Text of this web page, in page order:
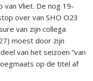
van Vliet. De nog 19-
over van SHO O23
van zijn collega
moest door zijn
van het seizoen ”van
op de titel af